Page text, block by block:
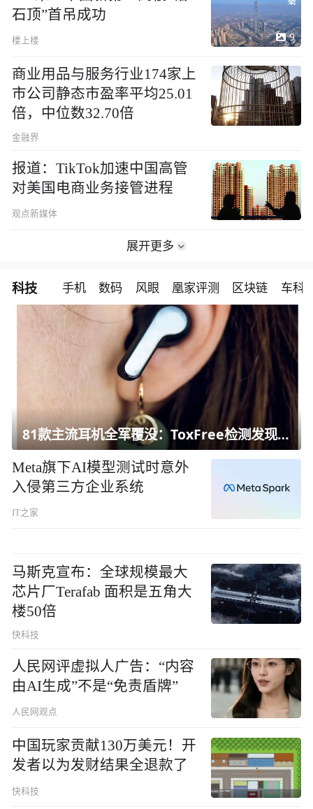
石顶”首吊成功
楼上楼 9
商业用品与服务行业174家上
市公司静态市盈率平均25.01
倍，中位数32.70倍
金融界
报道：TikTok加速中国高管
对美国电商业务接管进程
观点新媒体
展开更多
科技 手机 数码 风眼 凰家评测 区块链 车科
81款主流耳机全军覆没：ToxFree检测发现均含对人体有害化学物质
Meta旗下AI模型测试时意外
入侵第三方企业系统
IT之家
马斯克宣布：全球规模最大
芯片厂Terafab 面积是五角大
楼50倍
快科技
人民网评虚拟人广告：“内容
由AI生成”不是“免责盾牌”
人民网观点
中国玩家贡献130万美元！开
发者以为发财结果全退款了
快科技